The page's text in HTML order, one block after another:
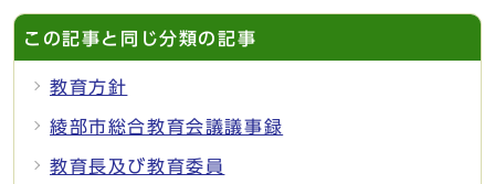
この記事と同じ分類の記事
教育方針
綾部市総合教育会議議事録
教育長及び教育委員